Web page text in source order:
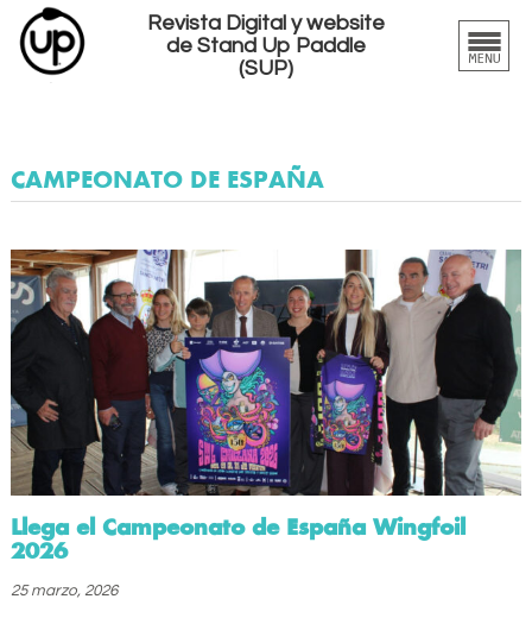
Revista Digital y website
de Stand Up Paddle
(SUP)
CAMPEONATO DE ESPAÑA
Llega el Campeonato de España Wingfoil
2026
25 marzo, 2026